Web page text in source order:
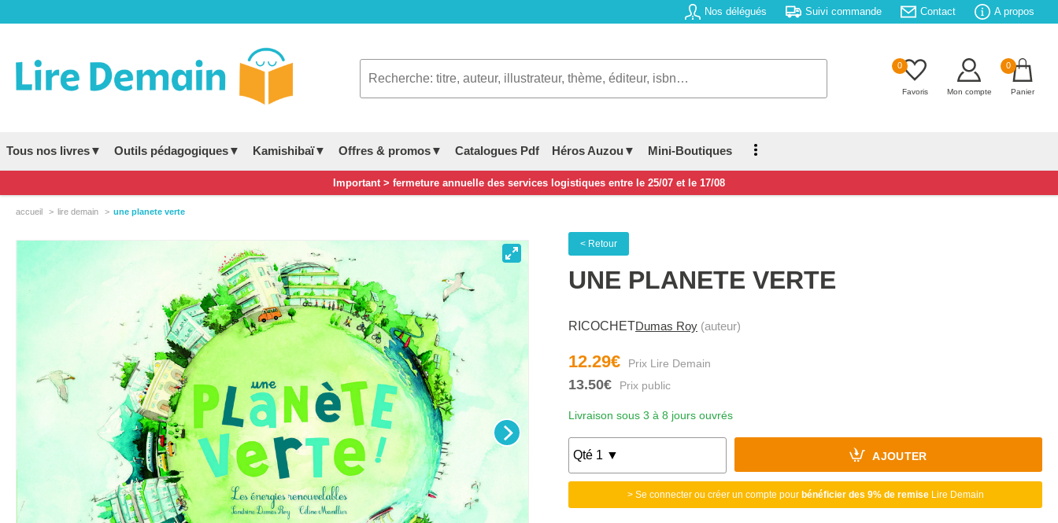
Nos délégués Suivi commande Contact A propos
0
Favoris Mon compte
0
Panier
Tous nos livres▼ Outils pédagogiques▼ Kamishibaï▼ Offres & promos▼ Catalogues Pdf Héros Auzou▼ Mini-Boutiques
Important > fermeture annuelle des services logistiques entre le 25/07 et le 17/08
accueil lire demain une planete verte
< Retour
UNE PLANETE VERTE
RICOCHETDumas Roy (auteur)
12.29€
13.50€
Livraison sous 3 à 8 jours ouvrés
AJOUTER
> Se connecter ou créer un compte pour bénéficier des 9% de remiseLire Demain